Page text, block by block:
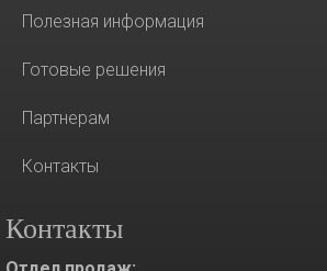
Полезная информация
Готовые решения
Партнерам
Контакты
Контакты